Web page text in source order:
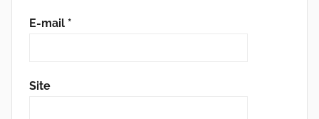
E-mail *
Site